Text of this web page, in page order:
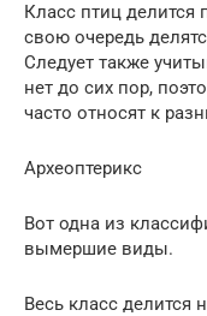
Класс птиц делится
свою очередь
Следует также
нет до сих пор,
часто относят к
Археоптерикс
Вот одна из
вымершие виды.
Весь класс делится